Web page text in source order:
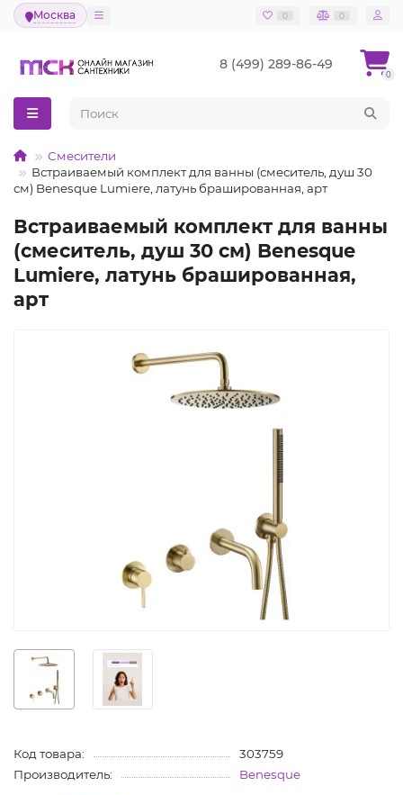
Москва 0 0
8 (499) 289-86-49
0
Смесители
Встраиваемый комплект для ванны (смеситель, душ 30
см) Benesque Lumiere, латунь брашированная, арт
Встраиваемый комплект для ванны
(смеситель, душ 30 см) Benesque
Lumiere, латунь брашированная,
арт
Код товара:
303759
Производитель:
Benesque